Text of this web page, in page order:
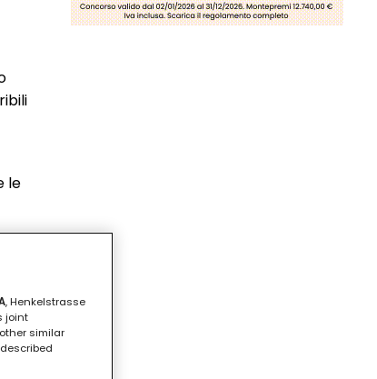
le
, Henkelstrasse
joint
similar